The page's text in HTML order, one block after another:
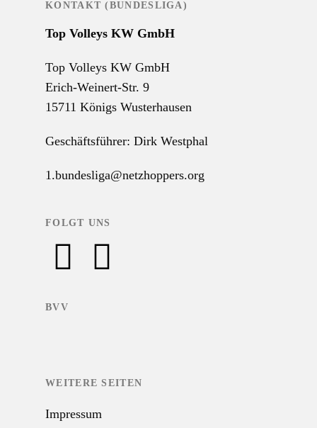
KONTAKT (BUNDESLIGA)
Top Volleys KW GmbH
Top Volleys KW GmbH
Erich-Weinert-Str. 9
15711 Königs Wusterhausen
Geschäftsführer: Dirk Westphal
1.bundesliga@netzhoppers.org
FOLGT UNS
BVV
WEITERE SEITEN
Impressum